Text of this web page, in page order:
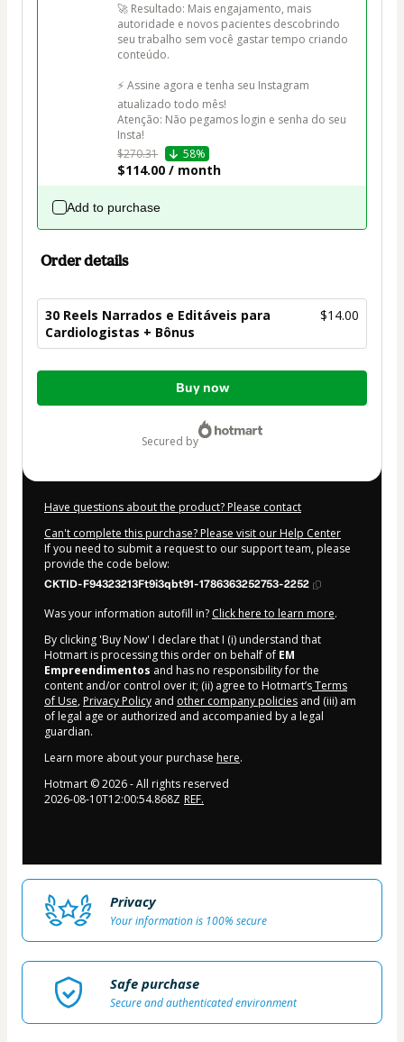
🚀 Resultado: Mais engajamento, mais
autoridade e novos pacientes descobrindo
seu trabalho sem você gastar tempo criando
conteúdo.
⚡ Assine agora e tenha seu Instagram
atualizado todo mês!
Atenção: Não pegamos login e senha do seu
Insta!
$270.31
58%
$114.00 / month
Add to purchase
Order details
30 Reels Narrados e Editáveis para
Cardiologistas + Bônus
$14.00
Total
Buy now
secured by
Have questions about the product? Please contact
Can't complete this purchase? Please visit our Help Center
If you need to submit a request to our support team, please
provide the code below:
CKTID-F94323213Ft9i3qbt91-1786363252753-2252
Was your information autofill in? Click here to learn more.
By clicking 'Buy Now' I declare that I (i) understand that
Hotmart is processing this order on behalf of EM
Empreendimentos and has no responsibility for the
content and/or control over it; (ii) agree to Hotmart’sTerms
of Use, Privacy Policy and other company policies and (iii) am
of legal age or authorized and accompanied by a legal
guardian.
Learn more about your purchase here.
Hotmart ©2026- All rights reserved
2026-08-10T12:00:54.868Z REF.
Privacy
Your information is 100% secure
Safe purchase
Secure and authenticated environment